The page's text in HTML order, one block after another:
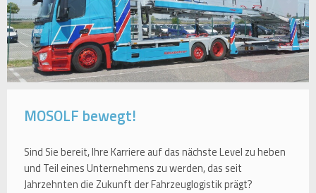
MOSOLF bewegt!
Sind Sie bereit, Ihre Karriere auf das nächste Level zu heben
und Teil eines Unternehmens zu werden, das seit
Jahrzehnten die Zukunft der Fahrzeuglogistik prägt?